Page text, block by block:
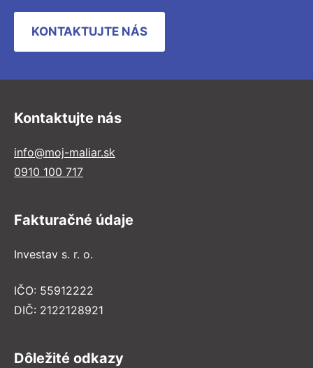
KONTAKTUJTE NÁS
Kontaktujte nás
info@moj-maliar.sk
0910 100 717
Fakturačné údaje
Investav s. r. o.
IČO: 55912222
DIČ: 2122128921
Dôležité odkazy